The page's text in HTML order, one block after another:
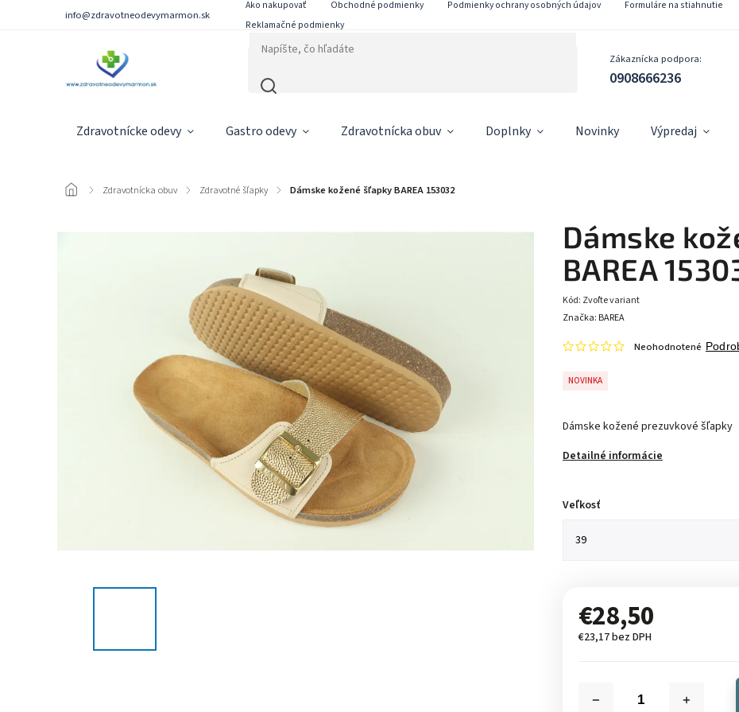
info@zdravotneodevymarmon.sk
Ako nakupovať Obchodné podmienky Podmienky ochrany osobných údajov Formuláre na stiahnutie
Reklamačné podmienky
Zákaznícka podpora:
0908666236
Zdravotnícke odevy Gastro odevy Zdravotnícka obuv Doplnky Novinky Výpredaj
/ Zdravotnícka obuv / Zdravotné šľapky / Dámske kožené šľapky BAREA 153032
Dámske
BAREA
Kód: Zvoľte variant
NOVINKA
Neohodnotené
Dámske kožené prezuvkové šľapky
Detailné informácie
Značka: BAREA
Veľkosť
€28,50
€23,17 bez DPH